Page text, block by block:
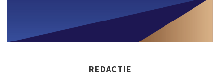
REDACTIE